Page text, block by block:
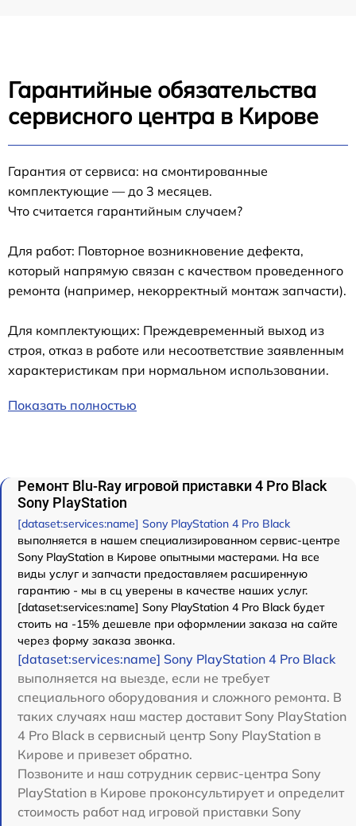
Гарантийные обязательства
сервисного центра в Кирове
Гарантия от сервиса: на смонтированные
комплектующие — до 3 месяцев.
Что считается гарантийным случаем?
Для работ: Повторное возникновение дефекта,
который напрямую связан с качеством проведенного
ремонта (например, некорректный монтаж запчасти).
Для комплектующих: Преждевременный выход из
строя, отказ в работе или несоответствие заявленным
характеристикам при нормальном использовании.
Показать полностью
Ремонт Blu-Ray игровой приставки 4 Pro Black
Sony PlayStation
[dataset:services:name] Sony PlayStation 4 Pro Black
выполняется в нашем специализированном сервис-центре
Sony PlayStation в Кирове опытными мастерами. На все
виды услуг и запчасти предоставляем расширенную
гарантию - мы в сц уверены в качестве наших услуг.
[dataset:services:name] Sony PlayStation 4 Pro Black будет
стоить на -15% дешевле при оформлении заказа на сайте
через форму заказа звонка.
[dataset:services:name] Sony PlayStation 4 Pro Black
выполняется на выезде, если не требует
специального оборудования и сложного ремонта. В
таких случаях наш мастер доставит Sony PlayStation
4 Pro Black в сервисный центр Sony PlayStation в
Кирове и привезет обратно.
Позвоните и наш сотрудник сервис-центра Sony
PlayStation в Кирове проконсультирует и определит
стоимость работ над игровой приставки Sony